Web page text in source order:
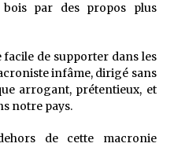
par des propos plus
facile de supporter dans les
infâme, dirigé sans
arrogant, prétentieux, et
notre pays.
de cette macronie